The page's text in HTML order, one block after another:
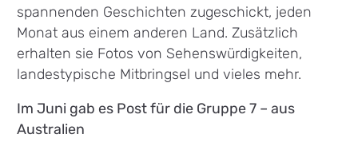
spannenden Geschichten zugeschickt, jeden
Monat aus einem anderen Land. Zusätzlich
erhalten sie Fotos von Sehenswürdigkeiten,
landestypische Mitbringsel und vieles mehr.
Im Juni gab es Post für die Gruppe 7 – aus
Australien